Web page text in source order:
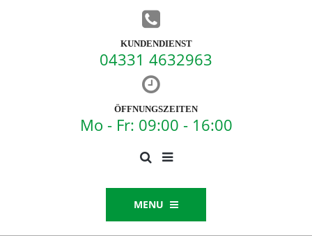
KUNDENDIENST
04331 4632963
ÖFFNUNGSZEITEN
Mo - Fr: 09:00 - 16:00
MENU